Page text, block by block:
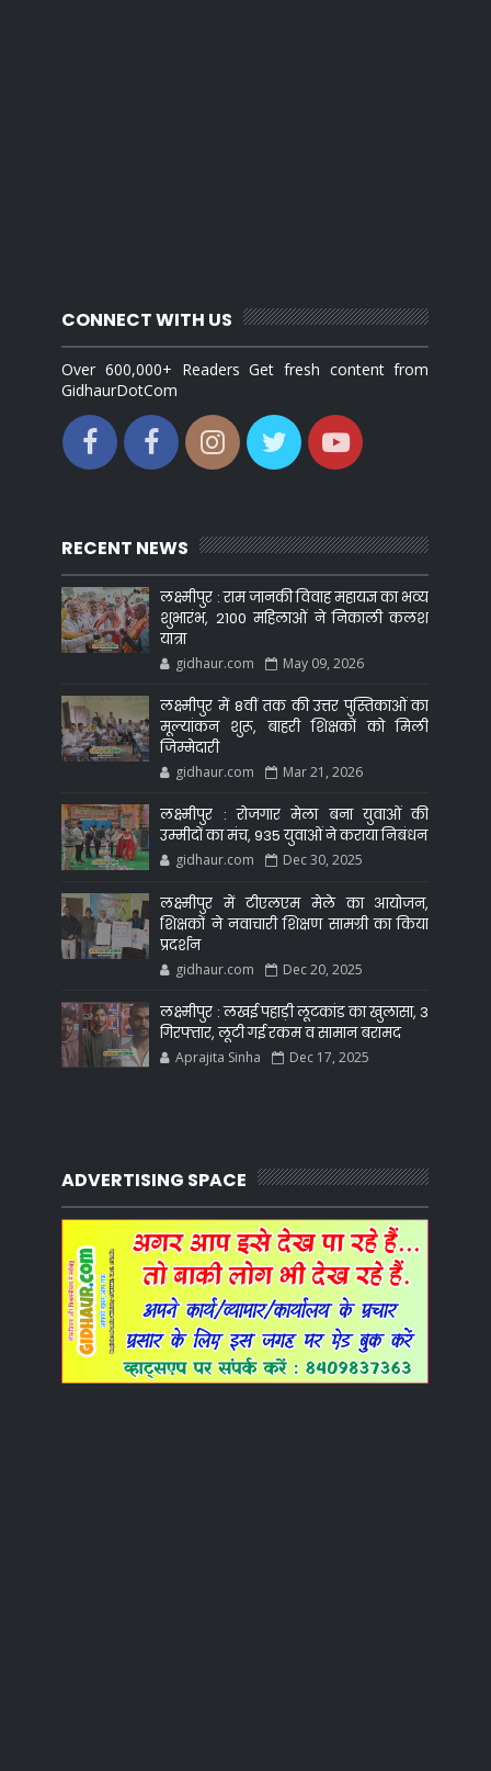
CONNECT WITH US
Over 600,000+ Readers Get fresh content from
GidhaurDotCom
RECENT NEWS
लक्ष्मीपुर : राम जानकी विवाह महायज्ञ का भव्य
शुभारंभ, 2100 महिलाओं ने निकाली कलश
यात्रा
gidhaur.com May 09, 2026
लक्ष्मीपुर में 8वीं तक की उत्तर पुस्तिकाओं का
मूल्यांकन शुरू, बाहरी शिक्षकों को मिली
जिम्मेदारी
gidhaur.com Mar 21, 2026
लक्ष्मीपुर : रोजगार मेला बना युवाओं की
उम्मीदों का मंच, 935 युवाओं ने कराया निबंधन
gidhaur.com Dec 30, 2025
लक्ष्मीपुर में टीएलएम मेले का आयोजन,
शिक्षकों ने नवाचारी शिक्षण सामग्री का किया
प्रदर्शन
gidhaur.com Dec 20, 2025
लक्ष्मीपुर : लखई पहाड़ी लूटकांड का खुलासा, 3
गिरफ्तार, लूटी गई रकम व सामान बरामद
Aprajita Sinha Dec 17, 2025
ADVERTISING SPACE